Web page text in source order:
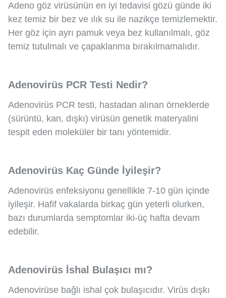
Adeno göz virüsünün en iyi tedavisi gözü günde iki
kez temiz bir bez ve ılık su ile nazikçe temizlemektir.
Her göz için ayrı pamuk veya bez kullanılmalı, göz
temiz tutulmalı ve çapaklanma bırakılmamalıdır.
Adenovirüs PCR Testi Nedir?
Adenovirüs PCR testi, hastadan alınan örneklerde
(sürüntü, kan, dışkı) virüsün genetik materyalini
tespit eden moleküler bir tanı yöntemidir.
Adenovirüs Kaç Günde İyileşir?
Adenovirüs enfeksiyonu genellikle 7-10 gün içinde
iyileşir. Hafif vakalarda birkaç gün yeterli olurken,
bazı durumlarda semptomlar iki-üç hafta devam
edebilir.
Adenovirüs İshal Bulaşıcı mı?
Adenovirüse bağlı ishal çok bulaşıcıdır. Virüs dışkı